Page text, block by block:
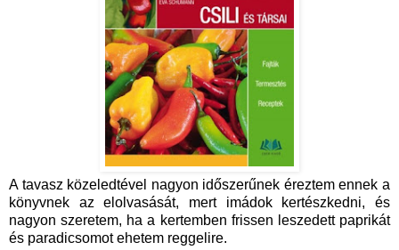
A tavasz közeledtével nagyon időszerűnek éreztem ennek a
könyvnek az elolvasását, mert imádok kertészkedni, és
nagyon szeretem, ha a kertemben frissen leszedett paprikát
és paradicsomot ehetem reggelire.